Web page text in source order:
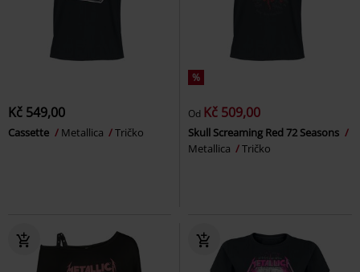
Kč 549,00
Cassette Metallica Tričko
%
Od Kč 509,00
Skull Screaming Red 72 Seasons
Metallica
Tričko